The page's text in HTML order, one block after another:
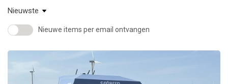
Nieuwe items per email ontvangen